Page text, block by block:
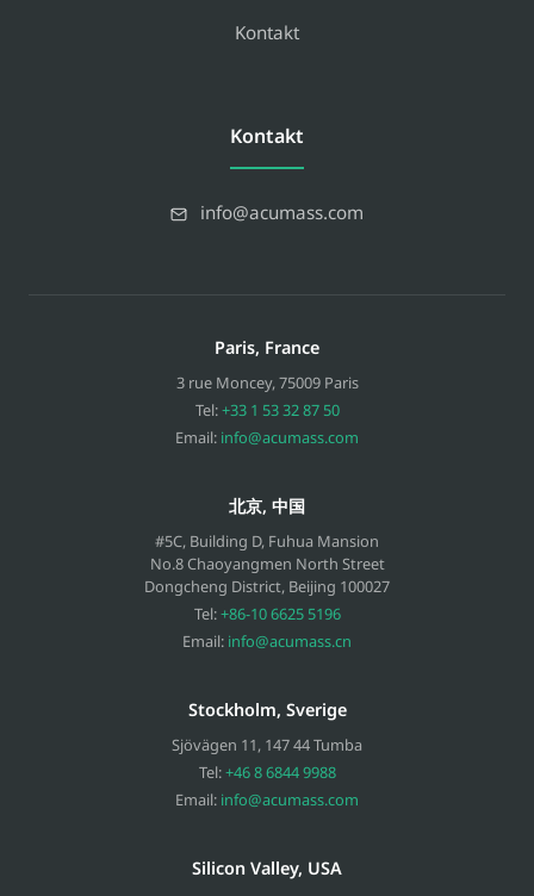
Kontakt
Kontakt
info@acumass.com
Paris, France
3 rue Moncey,75009 Paris
Tel:+33 1 53 32 87 50
Email: info@acumass.com
北京, 中国
#5C, Building D, Fuhua Mansion
No.8 Chaoyangmen North Street
Dongcheng District, Beijing 100027
Tel:+86-10 6625 5196
Email: info@acumass.cn
Stockholm, Sverige
Sjövägen 11, 147 44Tumba
Tel:+46 8 6844 9988
Email: info@acumass.com
Silicon Valley, USA